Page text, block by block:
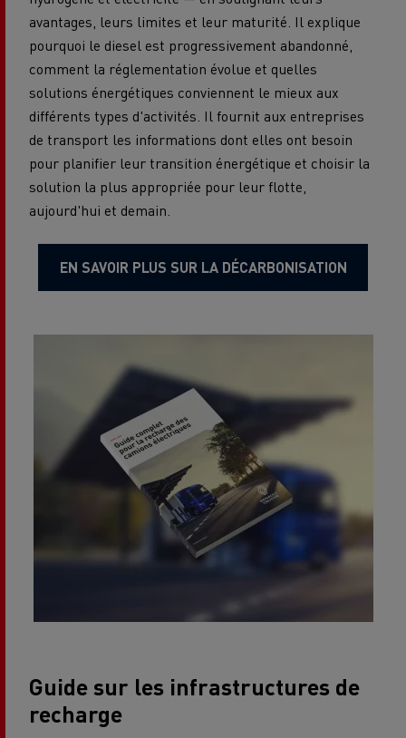
avantages, leurs limites et leur maturité. Il explique
pourquoi le diesel est progressivement abandonné,
comment la réglementation évolue et quelles
solutions énergétiques conviennent le mieux aux
différents types d'activités. Il fournit aux entreprises
de transport les informations dont elles ont besoin
pour planifier leur transition énergétique et choisir la
solution la plus appropriée pour leur flotte,
aujourd'hui et demain.
EN SAVOIR PLUS SUR LA DÉCARBONISATION
Guide sur les infrastructures de
recharge